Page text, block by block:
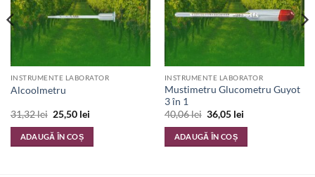
INSTRUMENTE LABORATOR
Alcoolmetru
31,32lei Prețul
inițial
a
fost:
31,32 lei.
25,50 leiPrețul
ADAUGĂ ÎN COȘ
INSTRUMENTE LABORATOR
Mustimetru Glucometru Guyot
3 în 1
40,06lei Prețul
inițial
a
fost:
40,06 lei.
36,05 leiPrețul
ADAUGĂ ÎN COȘ